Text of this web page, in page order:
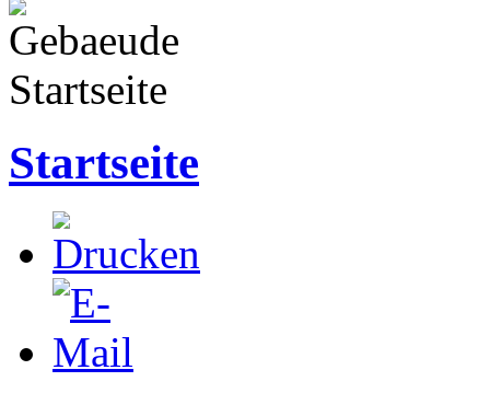
Startseite
Startseite